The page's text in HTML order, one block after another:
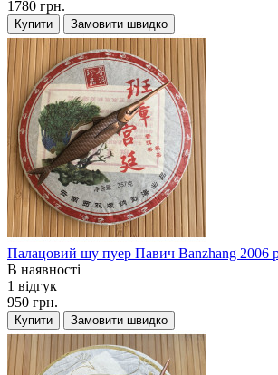
1780 грн.
Купити Замовити швидко
Палацовий шу пуер Павич Banzhang 2006
В наявності
1 відгук
950 грн.
Купити Замовити швидко